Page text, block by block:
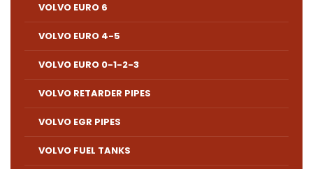
VOLVO EURO 6
VOLVO EURO 4-5
VOLVO EURO 0-1-2-3
VOLVO RETARDER PIPES
VOLVO EGR PIPES
VOLVO FUEL TANKS